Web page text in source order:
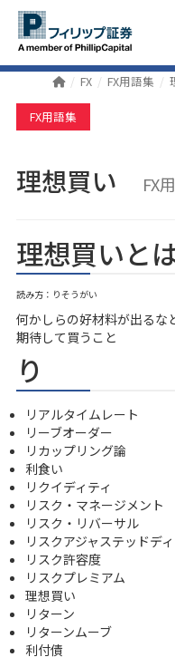
FX FX用語集
FX用語集
理想買い FX
理想買いと
読み方：りそうがい
何かしらの好材料が出るな
期待して買うこと
り
リアルタイムレート
リーブオーダー
リカップリング論
利食い
リクイディティ
リスク・マネージメント
リスク・リバーサル
リスクアジャステッドデ
リスク許容度
リスクプレミアム
理想買い
リターン
リターンムーブ
利付債